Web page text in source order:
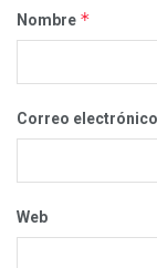
Nombre *
Correo electrónico
Web